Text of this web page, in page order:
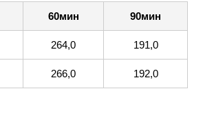
60мин 90мин
264,0 191,0
266,0 192,0